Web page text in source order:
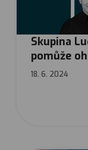
Skupina
pomůže
18. 6. 2024